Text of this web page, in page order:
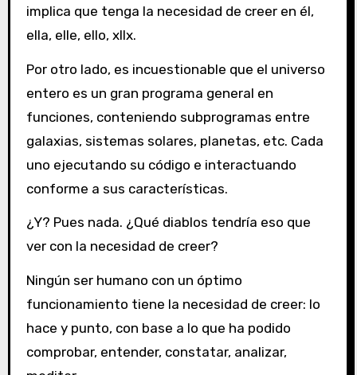
implica que tenga la necesidad de creer en él,
ella, elle, ello, xllx.
Por otro lado, es incuestionable que el universo
entero es un gran programa general en
funciones, conteniendo subprogramas entre
galaxias, sistemas solares, planetas, etc. Cada
uno ejecutando su código e interactuando
conforme a sus características.
¿Y? Pues nada. ¿Qué diablos tendría eso que
ver con la necesidad de creer?
Ningún ser humano con un óptimo
funcionamiento tiene la necesidad de creer: lo
hace y punto, con base a lo que ha podido
comprobar, entender, constatar, analizar,